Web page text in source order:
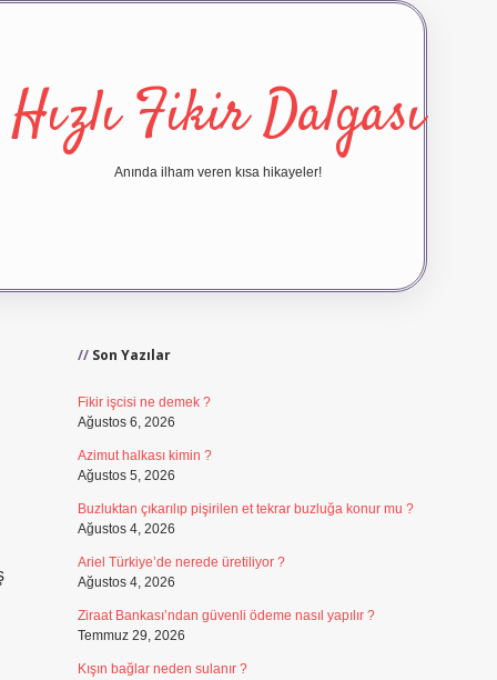
Hızlı Fikir Dalgası
Anında ilham veren kısa hikayeler!
Son Yazılar
Fikir işcisi ne demek ?
Ağustos 6, 2026
Azimut halkası kimin ?
Ağustos 5, 2026
Buzluktan çıkarılıp pişirilen et tekrar buzluğa konur mu ?
Ağustos 4, 2026
Ariel Türkiye’de nerede üretiliyor ?
Ağustos 4, 2026
Ziraat Bankası’ndan güvenli ödeme nasıl yapılır ?
Temmuz 29, 2026
Kışın bağlar neden sulanır ?